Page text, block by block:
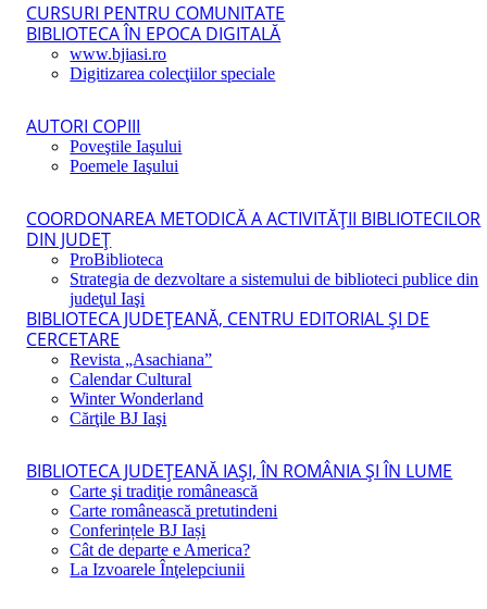
CURSURI PENTRU COMUNITATE
BIBLIOTECA ÎN EPOCA DIGITALĂ
www.bjiasi.ro
Digitizarea colecţiilor speciale
AUTORI COPIII
Poveştile Iaşului
Poemele Iaşului
COORDONAREA METODICĂ A ACTIVITĂŢII BIBLIOTECILOR
DIN JUDEŢ
ProBiblioteca
Strategia de dezvoltare a sistemului de biblioteci publice din
judeţul Iaşi
BIBLIOTECA JUDEŢEANĂ, CENTRU EDITORIAL ŞI DE
CERCETARE
Revista „Asachiana”
Calendar Cultural
Winter Wonderland
Cărţile BJ Iaşi
BIBLIOTECA JUDEŢEANĂ IAŞI, ÎN ROMÂNIA ŞI ÎN LUME
Carte şi tradiţie românească
Carte românească pretutindeni
Conferințele BJ Iași
Cât de departe e America?
La Izvoarele Înţelepciunii